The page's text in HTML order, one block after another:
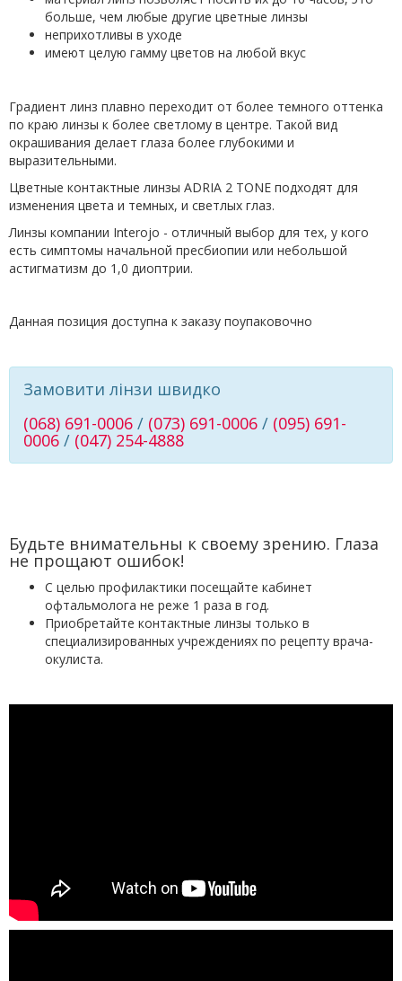
больше, чем любые другие цветные линзы
неприхотливы в уходе
имеют целую гамму цветов на любой вкус
Градиент линз плавно переходит от более темного оттенка
по краю линзы к более светлому в центре. Такой вид
окрашивания делает глаза более глубокими и
выразительными.
Цветные контактные линзы ADRIA 2 TONE подходят для
изменения цвета и темных, и светлых глаз.
Линзы компании Interojo - отличный выбор для тех, у кого
есть симптомы начальной пресбиопии или небольшой
астигматизм до 1,0 диоптрии.
Данная позиция доступна к заказу поупаковочно
Замовити лінзи швидко
(068) 691-0006 / (073) 691-0006 / (095) 691-
0006 / (047) 254-4888
Будьте внимательны к своему зрению. Глаза
не прощают ошибок!
С целью профилактики посещайте кабинет
офтальмолога не реже 1 раза в год.
Приобретайте контактные линзы только в
специализированных учреждениях по рецепту врача-
окулиста.